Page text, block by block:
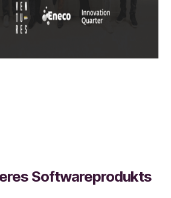
Softwareprodukts